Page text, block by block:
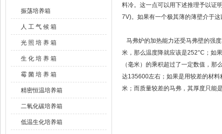
振荡培养箱
人 工 气 候 箱
光 照 培 养 箱
生 化 培 养 箱
霉 菌 培 养 箱
精密恒温培养箱
二氧化碳培养箱
低温生化培养箱
料冷。这一点可以用下述推理予以证
7V)。如果有一个极其薄的薄壁介于
马弗炉的加热能力还受马弗壁的强
米，那么温度降就应该是252°C；如
（毫米）的乘积超过了一定数值，
达135600左右；如果是用较差的材
米；而质量较差的马弗，其厚度只能